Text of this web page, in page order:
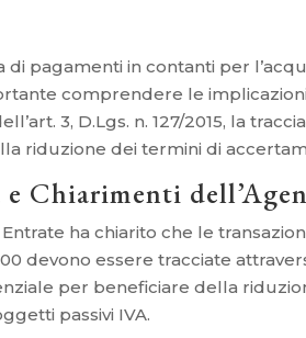
di pagamenti in contanti per
comprendere le
3, D.Lgs. n. 127/2015, la
riduzione dei termini di
Chiarimenti
Entrate ha chiarito che le
devono essere tracciate
per beneficiare della
passivi IVA.